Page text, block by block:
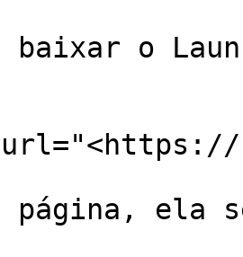
baixar o
url="<https://
página, ela